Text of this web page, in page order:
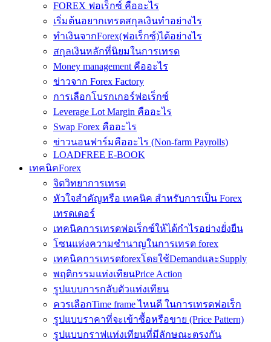
FOREX ฟอเร็กซ์ คืออะไร
เริ่มต้นอยากเทรดสกุลเงินทำอย่างไร
ทำเงินจากForex(ฟอเร็กซ์)ได้อย่างไร
สกุลเงินหลักที่นิยมในการเทรด
Money management คืออะไร
ข่าวจาก Forex Factory
การเลือกโบรกเกอร์ฟอเร็กซ์
Leverage Lot Margin คืออะไร
Swap Forex คืออะไร
ข่าวนอนฟาร์มคืออะไร (Non-farm Payrolls)
LOADFREE E-BOOK
เทคนิคForex
จิตวิทยาการเทรด
หัวใจสำคัญหรือ เทคนิค สำหรับการเป็น Forex
เทรดเดอร์
เทคนิคการเทรดฟอเร็กซ์ให้ได้กำไรอย่างยั่งยืน
โซนแห่งความชำนาญในการเทรด forex
เทคนิคการเทรดforexโดยใช้DemandและSupply
พฤติกรรมแท่งเทียนPrice Action
รูปแบบการกลับตัวแท่งเทียน
ควรเลือกTime frame ไหนดี ในการเทรดฟอเร็ก
รูปแบบราคาที่จะเข้าซื้อหรือขาย (Price Pattern)
รูปแบบกราฟแท่งเทียนที่มีลักษณะตรงกัน